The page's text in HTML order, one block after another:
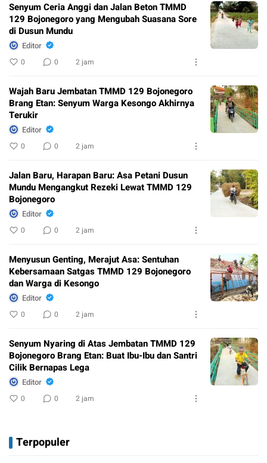
Senyum Ceria Anggi dan Jalan Beton TMMD
129 Bojonegoro yang Mengubah Suasana Sore
di Dusun Mundu
Editor
0 0 2 jam
Wajah Baru Jembatan TMMD 129 Bojonegoro
Brang Etan: Senyum Warga Kesongo Akhirnya
Terukir
Editor
0 0 2 jam
Jalan Baru, Harapan Baru: Asa Petani Dusun
Mundu Mengangkut Rezeki Lewat TMMD 129
Bojonegoro
Editor
0 0 2 jam
Menyusun Genting, Merajut Asa: Sentuhan
Kebersamaan Satgas TMMD 129 Bojonegoro
dan Warga di Kesongo
Editor
0 0 2 jam
Senyum Nyaring di Atas Jembatan TMMD 129
Bojonegoro Brang Etan: Buat Ibu-Ibu dan Santri
Cilik Bernapas Lega
Editor
0 0 2 jam
Terpopuler